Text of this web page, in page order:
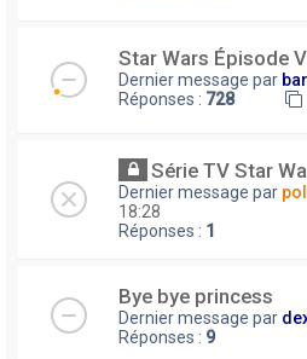
Star Wars Épisode
Dernier message par
Réponses : 728
Série TV Star
Dernier message par
18:28
Réponses : 1
Bye bye princess
Dernier message par
Réponses : 9